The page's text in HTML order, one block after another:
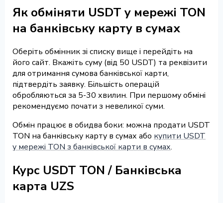
Як обміняти USDT у мережі TON
на банківську карту в сумах
Оберіть обмінник зі списку вище і перейдіть на
його сайт. Вкажіть суму (від 50 USDT) та реквізити
для отримання сумова банківської карти,
підтвердіть заявку. Більшість операцій
обробляються за 5-30 хвилин. При першому обміні
рекомендуємо почати з невеликої суми.
Обмін працює в обидва боки: можна продати USDT
TON на банківську карту в сумах або купити USDT
у мережі TON з банківської карти в сумах.
Курс USDT TON / Банківська
карта UZS